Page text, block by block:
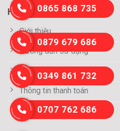
HỖ TRỢ KHÁCH HÀNG
Giới thiệu
Hướng dẫn sử dụng
Tuyển dụng
Thông tin thanh toán
Liên hệ
0865 868 735
0879 679 686
0349 861 732
0707 762 686